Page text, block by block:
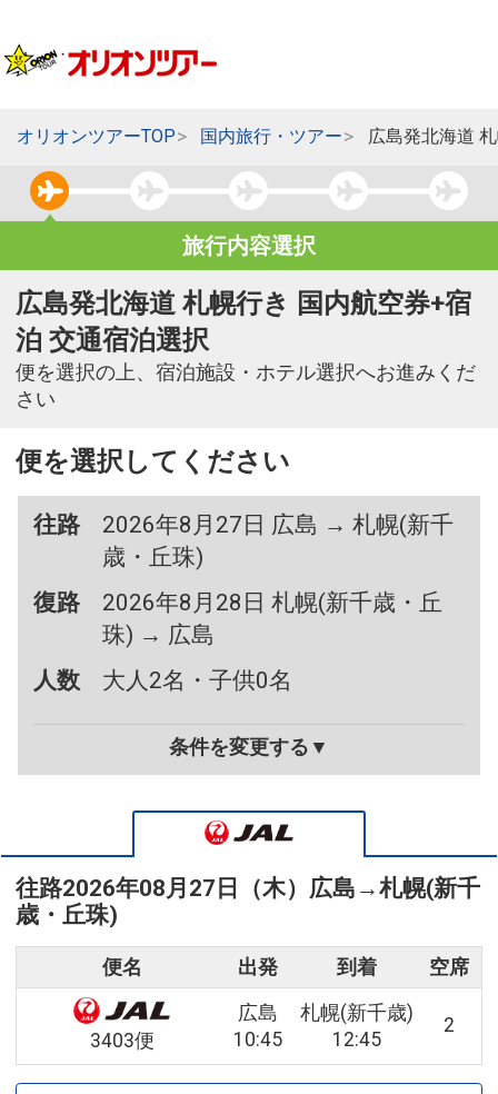
オリオンツアーTOP 国内旅行・ツアー 広島発北海道
旅行内容選択
広島発北海道 札幌行き 国内航空券+宿
泊 交通宿泊選択
便を選択の上、宿泊施設・ホテル選択へお進みくだ
さい
便を選択してください
往路
2026年8月27日 広島 → 札幌(新千
歳・丘珠)
復路
2026年8月28日 札幌(新千歳・丘
珠) → 広島
人数
大人2名・子供0名
条件を変更する▼
往路2026年08月27日（木） 広島 →札幌(新千
歳・丘珠)
便名 出発 到着 空席
3403便
広島
10:45
札幌(新千歳)
12:45
2